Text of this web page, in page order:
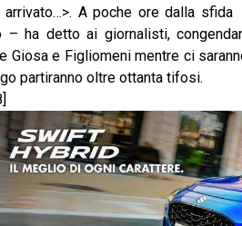
arrivato…>. A poche ore dalla
– ha detto ai giornalisti,
Giosa e Figliomeni mentre ci
partiranno oltre ottanta tifosi.